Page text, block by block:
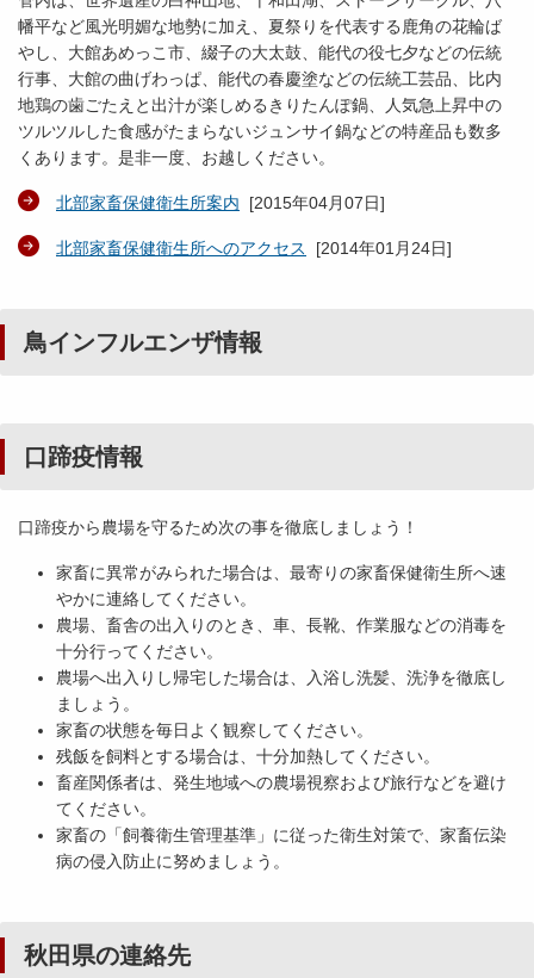
幡平など風光明媚な地勢に加え、夏祭りを代表する鹿角の花輪ば
やし、大館あめっこ市、綴子の大太鼓、能代の役七夕などの伝統
行事、大館の曲げわっぱ、能代の春慶塗などの伝統工芸品、比内
地鶏の歯ごたえと出汁が楽しめるきりたんぽ鍋、人気急上昇中の
ツルツルした食感がたまらないジュンサイ鍋などの特産品も数多
くあります。是非一度、お越しください。
北部家畜保健衛生所案内 [2015年04月07日]
北部家畜保健衛生所へのアクセス [2014年01月24日]
鳥インフルエンザ情報
口蹄疫情報
口蹄疫から農場を守るため次の事を徹底しましょう！
家畜に異常がみられた場合は、最寄りの家畜保健衛生所へ速
やかに連絡してください。
農場、畜舎の出入りのとき、車、長靴、作業服などの消毒を
十分行ってください。
農場へ出入りし帰宅した場合は、入浴し洗髪、洗浄を徹底し
ましょう。
家畜の状態を毎日よく観察してください。
残飯を飼料とする場合は、十分加熱してください。
畜産関係者は、発生地域への農場視察および旅行などを避け
てください。
家畜の「飼養衛生管理基準」に従った衛生対策で、家畜伝染
病の侵入防止に努めましょう。
秋田県の連絡先